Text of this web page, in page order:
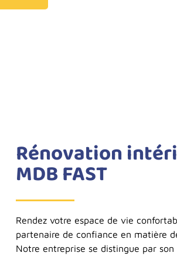
Rénovation
MDB FAST
Rendez votre espace de vie
partenaire de confiance en matière
Notre entreprise se distingue par